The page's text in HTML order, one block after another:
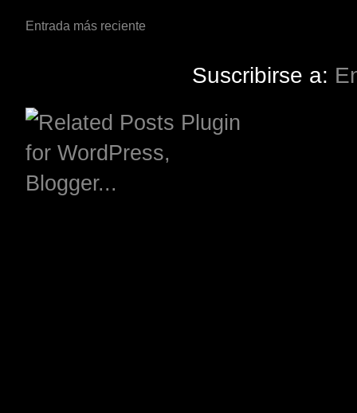
Entrada más reciente
Suscribirse a: